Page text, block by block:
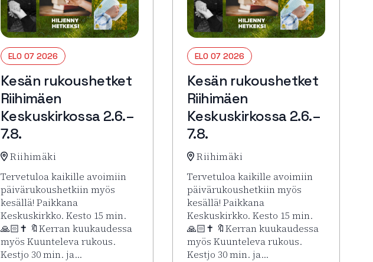
ELO 07 2026
Kesän rukoushetket
Riihimäen
Keskuskirkossa 2.6.–
7.8.
Riihimäki
Tervetuloa kaikille avoimiin
päivärukoushetkiin myös
kesällä! Paikkana
Keskuskirkko. Kesto 15 min.
🙏🏻✝️ 🔖Kerran kuukaudessa
myös Kuunteleva rukous.
Kestjo 30 min. ja…
ELO 07 2026
Kesän rukoushetket
Riihimäen
Keskuskirkossa 2.6.–
7.8.
Riihimäki
Tervetuloa kaikille avoimiin
päivärukoushetkiin myös
kesällä! Paikkana
Keskuskirkko. Kesto 15 min.
🙏🏻✝️ 🔖Kerran kuukaudessa
myös Kuunteleva rukous.
Kestjo 30 min. ja…